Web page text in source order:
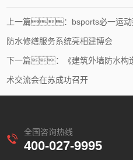
上一篇：bsports必一运动
防水修缮服务系统亮相建博会
下一篇：《建筑外墙防水构
术交流会在苏成功召开
全国咨询热线
400-027-9995